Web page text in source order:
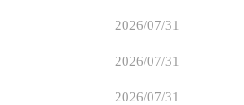
2026/07/31
2026/07/31
2026/07/31